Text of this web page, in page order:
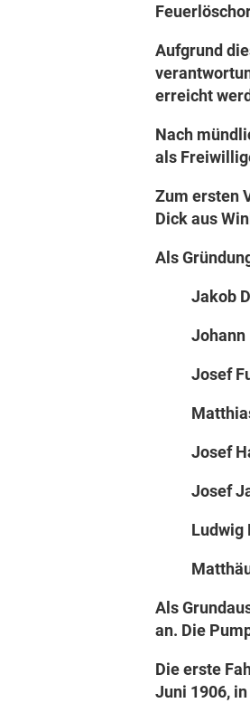
Aufgrund
erreicht
Nach
als
Zum ersten
Dick aus
Als
Jakob
Johann
Josef
Josef
Josef
Ludwig
Matthäus
Als
an. Die
Die erste
Juni 1906,